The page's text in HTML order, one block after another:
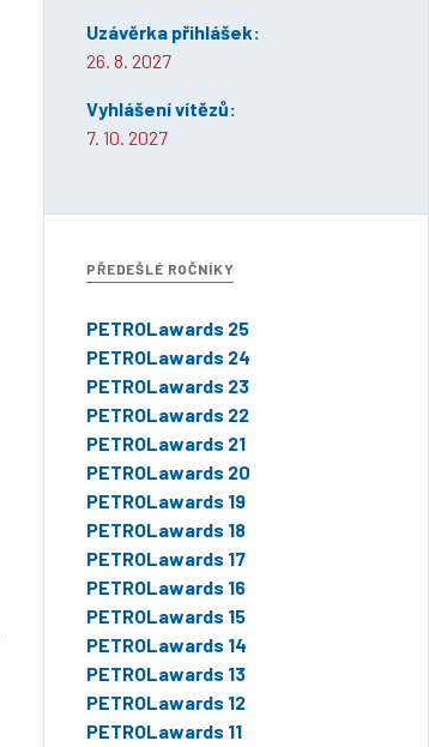
Uzávěrka přihlášek:
26. 8. 2027
Vyhlášení vítězů:
7. 10. 2027
PŘEDEŠLÉ ROČNÍKY
PETROLawards 25
PETROLawards 24
PETROLawards 23
PETROLawards 22
PETROLawards 21
PETROLawards 20
PETROLawards 19
PETROLawards 18
PETROLawards 17
PETROLawards 16
PETROLawards 15
PETROLawards 14
PETROLawards 13
PETROLawards 12
PETROLawards 11